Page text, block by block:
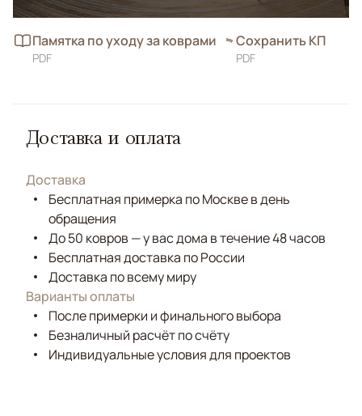
Памятка по уходу за коврами
PDF
Сохранить КП
PDF
Доставка и оплата
Доставка
Бесплатная примерка по Москве в день
обращения
До 50 ковров — у вас дома в течение 48 часов
Бесплатная доставка по России
Доставка по всему миру
Варианты оплаты
После примерки и финального выбора
Безналичный расчёт по счёту
Индивидуальные условия для проектов